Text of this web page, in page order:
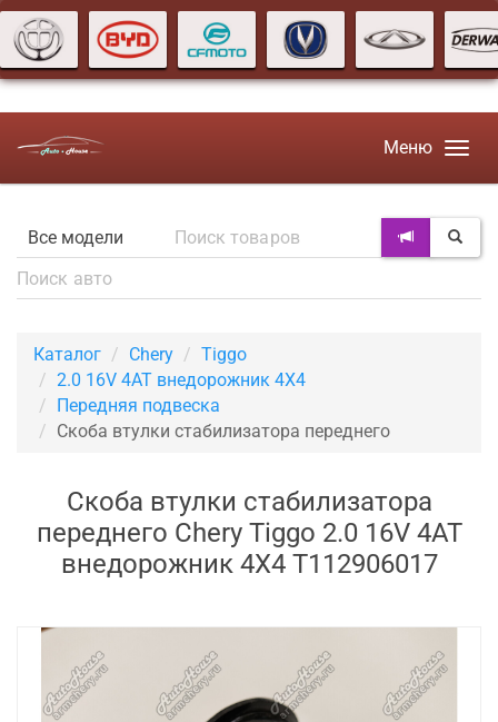
Меню
Каталог Chery
Tiggo
2.0 16V 4AT внедорожник 4X4
Передняя подвеска
Скоба втулки стабилизатора переднего
Скоба втулки стабилизатора
переднего Chery Tiggo 2.0 16V 4AT
внедорожник 4X4 T112906017